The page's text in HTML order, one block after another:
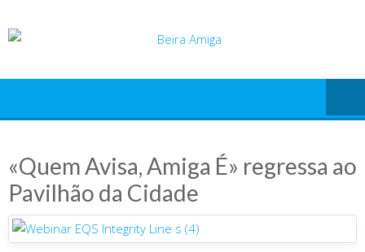
to
«Quem Avisa, Amiga É» regressa ao
Pavilhão da Cidade